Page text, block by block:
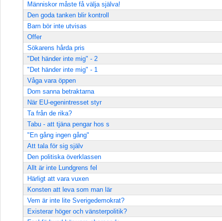
Människor måste få välja själva!
Den goda tanken blir kontroll
Barn bör inte utvisas
Offer
Sökarens hårda pris
"Det händer inte mig" - 2
"Det händer inte mig" - 1
Våga vara öppen
Dom sanna betraktarna
När EU-egenintresset styr
Ta från de rika?
Tabu - att tjäna pengar hos s
"En gång ingen gång"
Att tala för sig själv
Den politiska överklassen
Allt är inte Lundgrens fel
Härligt att vara vuxen
Konsten att leva som man lär
Vem är inte lite Sverigedemokrat?
Existerar höger och vänsterpolitik?